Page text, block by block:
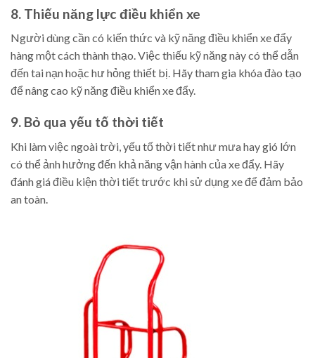
8. Thiếu năng lực điều khiển xe
Người dùng cần có kiến thức và kỹ năng điều khiển xe đẩy
hàng một cách thành thạo. Việc thiếu kỹ năng này có thể dẫn
đến tai nạn hoặc hư hỏng thiết bị. Hãy tham gia khóa đào tạo
để nâng cao kỹ năng điều khiển xe đẩy.
9. Bỏ qua yếu tố thời tiết
Khi làm việc ngoài trời, yếu tố thời tiết như mưa hay gió lớn
có thể ảnh hưởng đến khả năng vận hành của xe đẩy. Hãy
đánh giá điều kiện thời tiết trước khi sử dụng xe để đảm bảo
an toàn.